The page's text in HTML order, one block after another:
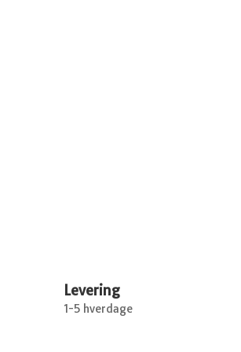
Levering
1-5 hverdage